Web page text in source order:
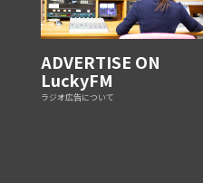
ADVERTISE ON
LuckyFM
ラジオ広告について